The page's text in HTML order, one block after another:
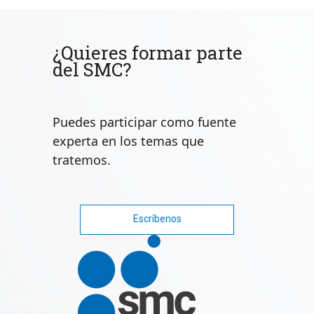
¿Quieres formar parte
del SMC?
Puedes participar como fuente
experta en los temas que
tratemos.
Escríbenos